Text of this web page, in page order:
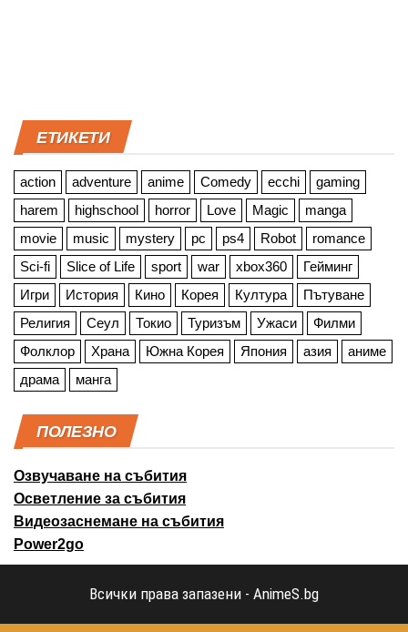
ЕТИКЕТИ
action adventure anime Comedy ecchi
gaming
harem
highschool horror Love Magic
manga
movie
music mystery pc ps4 Robot
romance
Sci-fi
Slice of Life sport war xbox360
Гейминг
Игри
История Кино Корея Култура
Пътуване
Религия
Сеул Токио Туризъм Ужаси
Филми
Фолклор
Храна Южна Корея Япония азия
аниме
драма
манга
ПОЛЕЗНО
Озвучаване на събития
Осветление за събития
Видеозаснемане на събития
Power2go
Всички права запазени - AnimeS.bg